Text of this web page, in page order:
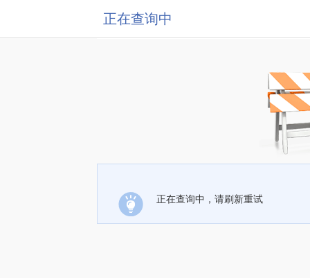
正在查询中
正在查询中，请刷新重试